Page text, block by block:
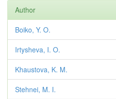
Author
Boiko, Y. O.
Irtysheva, I. O.
Khaustova, K. M.
Stehnei, M. I.